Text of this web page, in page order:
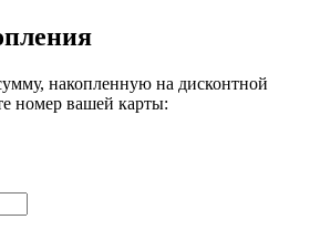
накопленную на дисконтной
номер вашей карты: